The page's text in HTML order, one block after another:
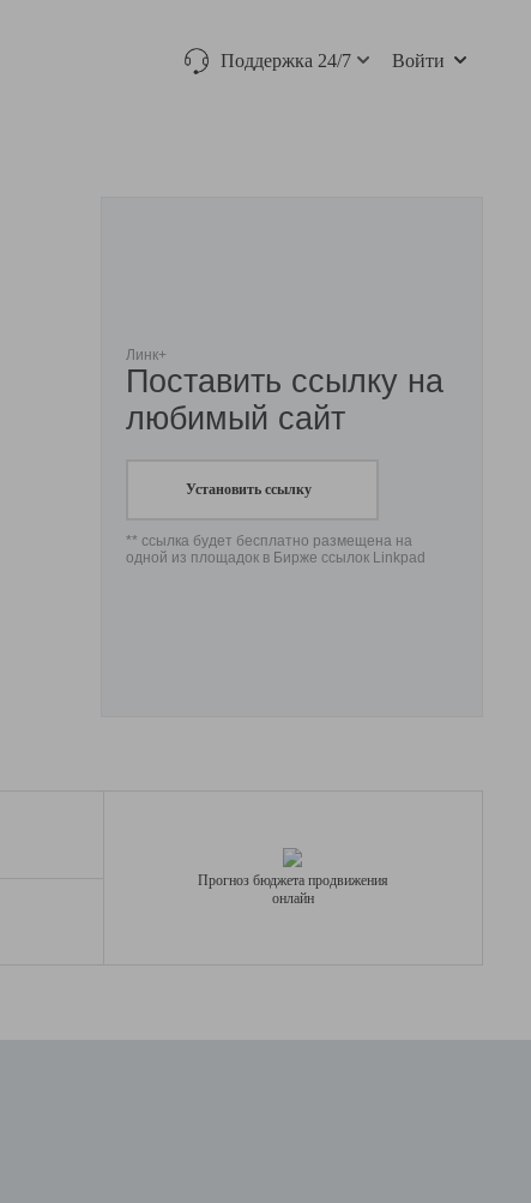
Поддержка 24/7 Войти
Линк+
Поставить ссылку на
любимый сайт
Установить ссылку
** ссылка будет бесплатно размещена на
одной из площадок в Бирже ссылок Linkpad
Прогноз бюджета продвижения
онлайн